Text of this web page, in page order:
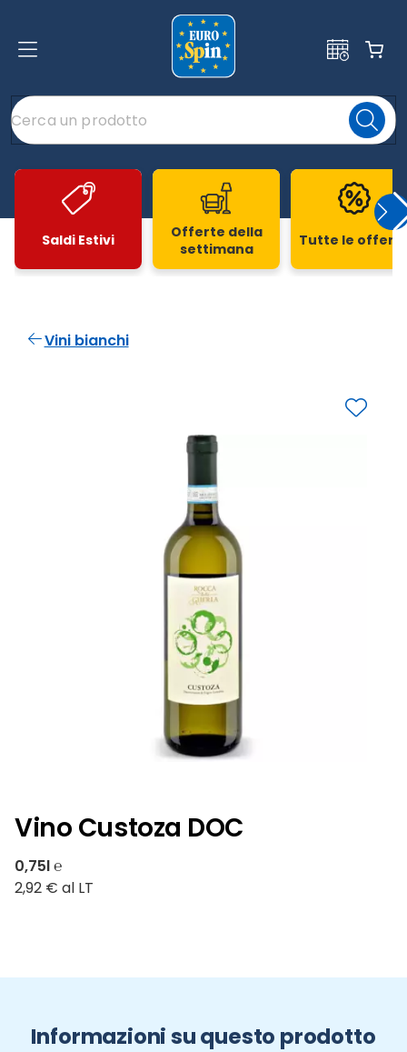
Saldi Estivi
Offerte della
settimana
Tutte le
Vini bianchi
Vino Custoza DOC
0,75l ℮
2,92 € al LT
Informazioni su questo prodotto